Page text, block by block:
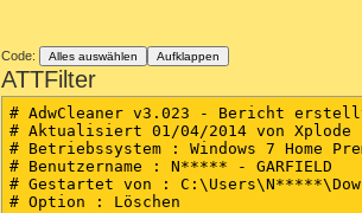
Code: Alles auswählen Aufklappen
ATTFilter
# AdwCleaner v3.023 - Bericht
# Aktualisiert 01/04/2014 von Xplode
# Betriebssystem : Windows 7 Home
# Benutzername : N***** - GARFIELD
# Gestartet von :
# Option : Löschen